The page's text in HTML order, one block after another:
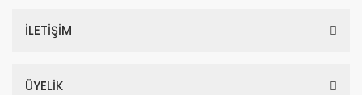
İLETİŞİM
ÜYELİK